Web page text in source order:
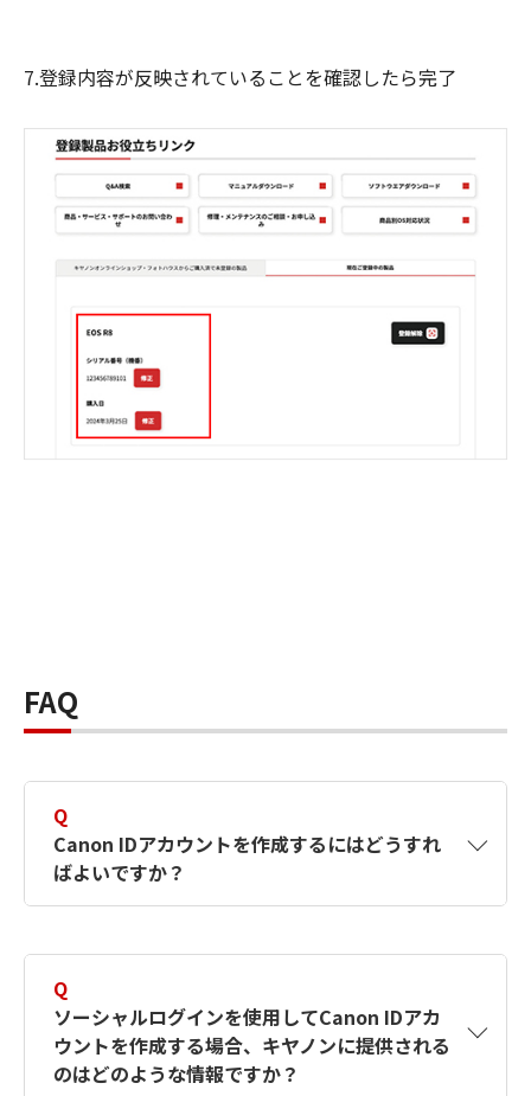
7.登録内容が反映されていることを確認したら完了
FAQ
Q
Canon IDアカウントを作成するにはどうすれ
ばよいですか？
す。詳しい作成方法は【カメラ】Canon IDとは
何ですか？Canon IDの作成方法は？をご確認く
ださい。
Q
ソーシャルログインを使用してCanon IDアカ
ウントを作成する場合、キヤノンに提供される
のはどのような情報ですか？